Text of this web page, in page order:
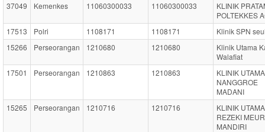
37049
Kemenkes 11060300033 11060300033
KLINIK
POLTEKKES
17513
Polri 1108171 1108171
Klinik SPN
15266
Perseorangan 1210680 1210680
Klinik Utama
Walafiat
17501
Perseorangan 1210863 1210863
KLINIK UTAMA
NANGGROE
MADANI
15265
Perseorangan 1210716 1210716
KLINIK UTAMA
REZEKI
MANDIRI